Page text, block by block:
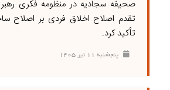
صحیفه سجادیه در منظومه فکری
تقدم اصلاح اخلاق فردی بر اصلاح
تأکید کرد.
پنجشنبه ۱۱ تير ۱۴۰۵